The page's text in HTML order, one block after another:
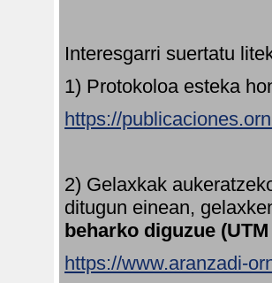
Interesgarri suertatu
1) Protokoloa esteka
https://
2) Gelaxkak
ditugun einean,
beharko diguzue
https://www.aranzadi-